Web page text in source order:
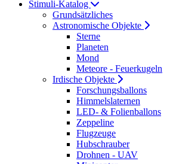
Stimuli-Katalog
Grundsätzliches
Astronomische Objekte
Sterne
Planeten
Mond
Meteore - Feuerkugeln
Irdische Objekte
Forschungsballons
Himmelslaternen
LED- & Folienballons
Zeppeline
Flugzeuge
Hubschrauber
Drohnen - UAV